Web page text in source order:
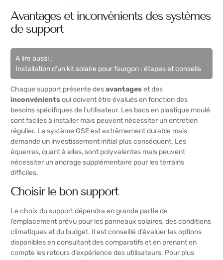
Avantages et inconvénients des systèmes
de support
A lire aussi :
Installation d’un kit solaire pour fourgon : étapes et conseils
Chaque support présente desavantageset des
inconvénientsqui doivent être évalués en fonction des
besoins spécifiques de l’utilisateur. Les bacs en plastique moulé
sont faciles à installer mais peuvent nécessiter un entretien
régulier. Le système GSE est extrêmement durable mais
demande un investissement initial plus conséquent. Les
équerres, quant à elles, sont polyvalentes mais peuvent
nécessiter un ancrage supplémentaire pour les terrains
difficiles.
Choisir le bon support
Le choix du support dépendra en grande partie de
l’emplacement prévu pour les panneaux solaires, des conditions
climatiques et du budget. Il est conseillé d’évaluer les options
disponibles en consultant des comparatifs et en prenant en
compte les retours d’expérience des utilisateurs. Pour plus